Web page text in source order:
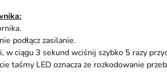
podłącz zasilanie.
w ciągu 3 sekund wciśnij szybko 5 razy
taśmy LED oznacza że rozkodowanie